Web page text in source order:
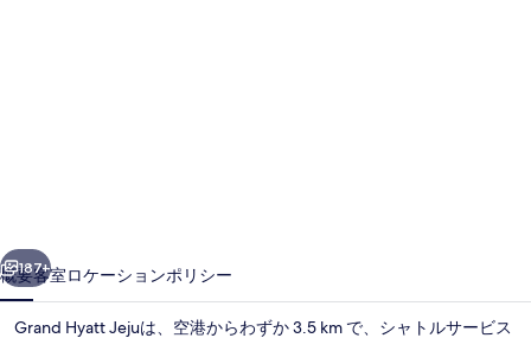
ャ
ラ
リ
次へ
187+
概要客室ロケーションポリシー
Grand Hyatt Jejuは、空港からわずか 3.5 km で、シャトルサービス